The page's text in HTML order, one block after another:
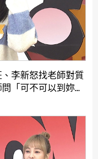
李新怒找老師對質
「可不可以到妳房